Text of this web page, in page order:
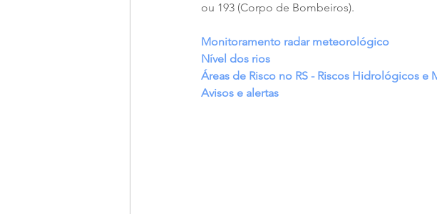
ou 193 (Corpo de Bombeiros).
Monitoramento radar meteorológico
Nível dos rios
Áreas de Risco no RS - Riscos Hidrológicos e
Avisos e alertas